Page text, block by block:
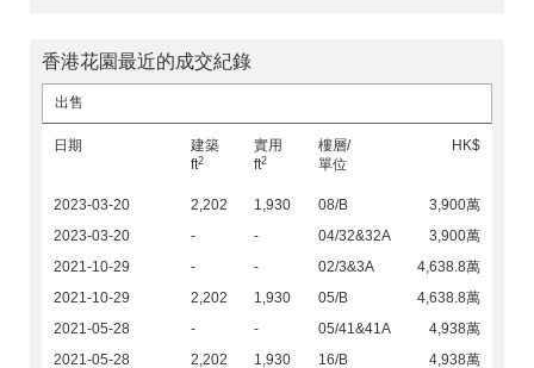
香港花園最近的成交紀錄
出售
日期
建築
ft2
實用
ft2
樓層/
單位
HK$
2023-03-20 2,202 1,930 08/B
3,900萬
2023-03-20
- - 04/32&32A
3,900萬
2021-10-29
- - 02/3&3A
4,638.8萬
2021-10-29
2,202 1,930 05/B
4,638.8萬
2021-05-28
- - 05/41&41A
4,938萬
2021-05-28
2,202 1,930 16/B 4,938萬